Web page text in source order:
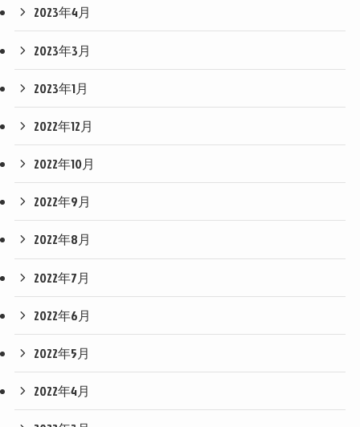
2023年4月
2023年3月
2023年1月
2022年12月
2022年10月
2022年9月
2022年8月
2022年7月
2022年6月
2022年5月
2022年4月